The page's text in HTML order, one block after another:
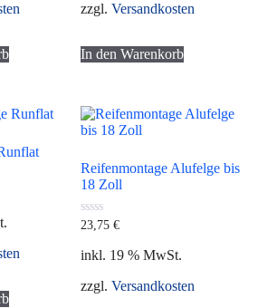
zzgl.Versandkosten
In den Warenkorb
Reifenmontage Alufelge bis
18 Zoll
0
5
23,75€
inkl. 19 % MwSt.
zzgl.Versandkosten